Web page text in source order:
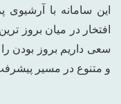
این سامانه با
افتخار در میان بروز
سعی داریم بروز بودن را
و متنوع در مسیر